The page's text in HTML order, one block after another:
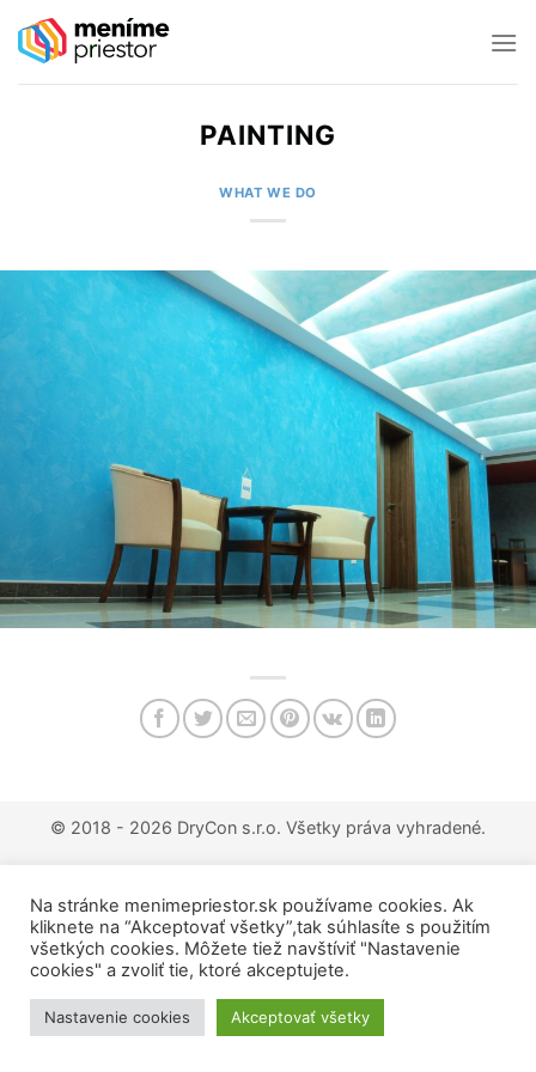
PAINTING
WHAT WE DO
© 2018 - 2026 DryCon s.r.o. Všetky práva vyhradené.
Na stránke menimepriestor.sk používame cookies. Ak
kliknete na “Akceptovať všetky”,tak súhlasíte s použitím
všetkých cookies. Môžete tiež navštíviť "Nastavenie
cookies" a zvoliť tie, ktoré akceptujete.
Nastavenie cookies Akceptovať všetky